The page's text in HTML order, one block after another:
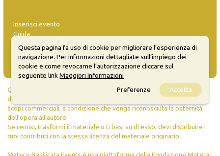
Inserisci evento
Guida
FAQ
info@materaevents.it
Quanto realizzato è sottoposto a licenza CC-BY-SA che permette di
distribuire, modificare, creare opere derivate dall'originale, anche a
scopi commerciali, a condizione che venga riconosciuta la paternità
dell'opera all'autore.
Se remixi, trasformi il materiale o ti basi su di esso, devi distribuire i
tuoi contributi con la stessa licenza del materiale originario.
Matera-Basilicata Events è una piattaforma della Fondazione Matera-
Questa pagina fa uso di cookie per migliorare l’esperienza di
navigazione. Per informazioni dettagliate sull’impiego dei
cookie e come revocarne l’autorizzazione cliccare sul
seguente linkMaggiori Informazioni
Preferenze
Accetta